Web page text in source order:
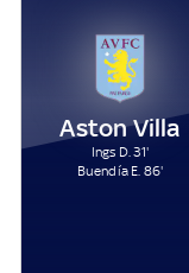
Aston Villa
Ings D. 31'
Buendía E. 86'